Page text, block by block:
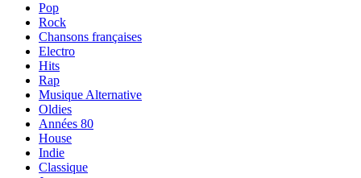
Pop
Rock
Chansons françaises
Electro
Hits
Rap
Musique Alternative
Oldies
Années 80
House
Indie
Classique